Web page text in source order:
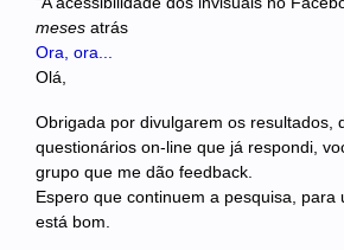
meses atrás
Ora, ora...
Olá,
Obrigada por divulgarem os resultados,
questionários on-line que já respondi,
grupo que me dão feedback.
Espero que continuem a pesquisa, para
está bom.